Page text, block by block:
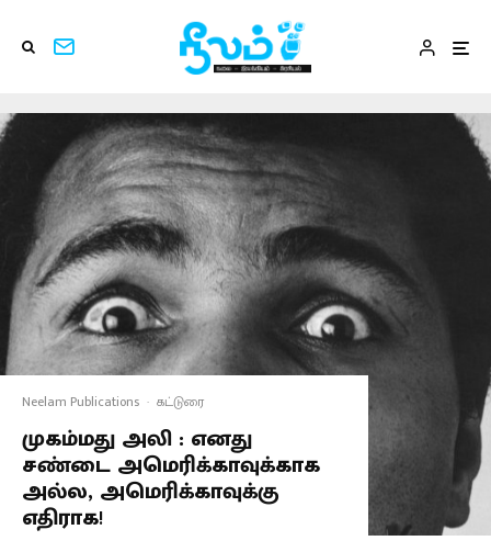
Neelam Publications · கட்டுரை
முகம்மது அலி : எனது
சண்டை அமெரிக்காவுக்காக
அல்ல, அமெரிக்காவுக்கு
எதிராக!